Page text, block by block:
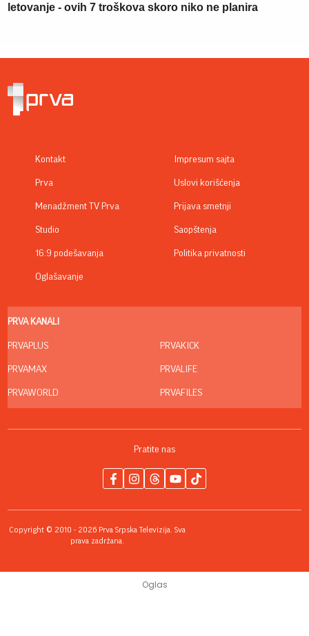
letovanje - ovih 7 troškova skoro niko ne planira
Kontakt
Prva
Menadžment TV Prva
Studio
16:9 podešavanja
Oglašavanje
Impresum sajta
Uslovi korišćenja
Prijava smetnji
Saopštenja
Politika privatnosti
PRVA KANALI
PRVAPLUS
PRVAMAX
PRVAWORLD
PRVAKICK
PRVALIFE
PRVAFILES
Pratite nas
Copyright © 2010 - 2026 Prva Srpska Televizija. Sva
prava zadržana.